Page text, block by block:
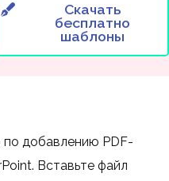
Скачать
бесплатно
шаблоны
по добавлению PDF-
Вставьте файл